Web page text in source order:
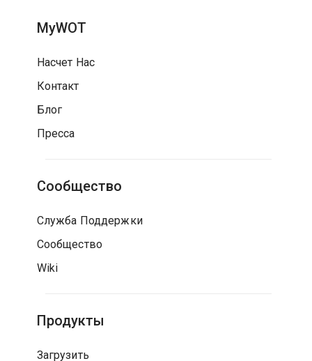
MyWOT
Насчет Нас
Контакт
Блог
Пресса
Сообщество
Служба Поддержки
Сообщество
Wiki
Продукты
Загрузить